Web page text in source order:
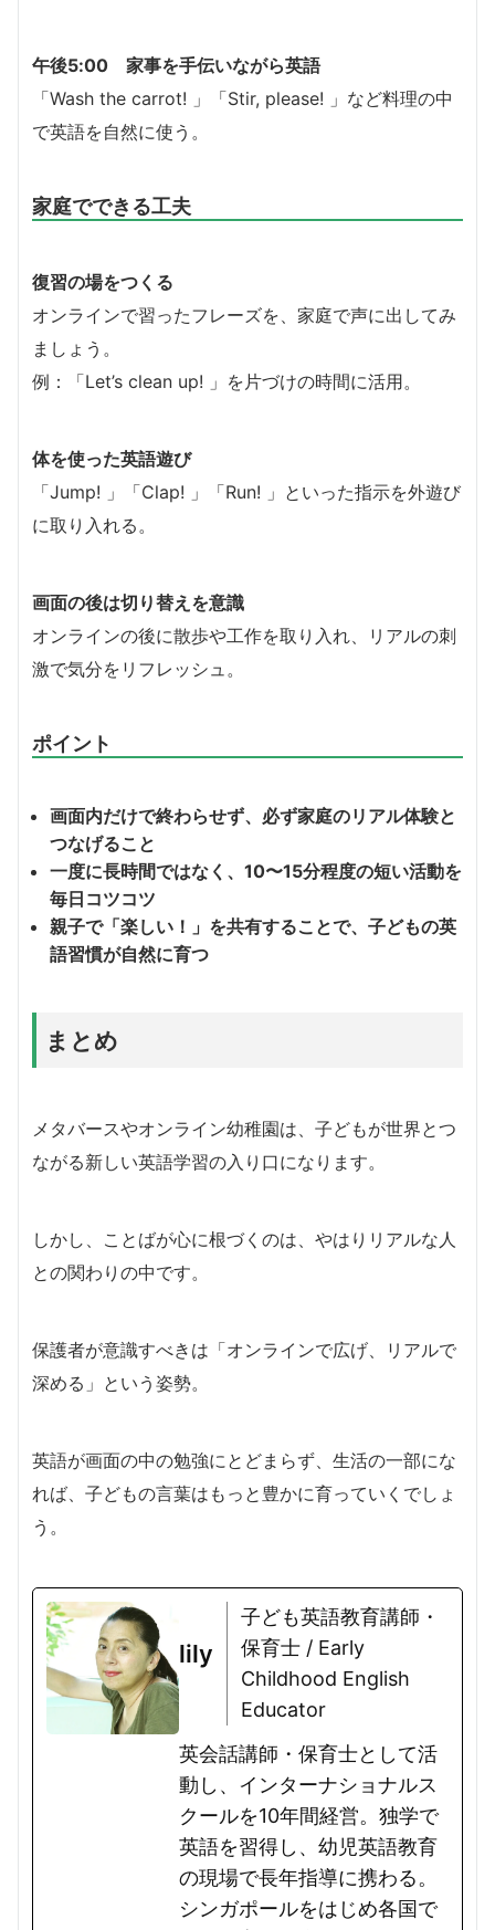
午後5:00 家事を手伝いながら英語
「Wash the carrot! 」「Stir, please! 」など料理の中
で英語を自然に使う。
家庭でできる工夫
復習の場をつくる
オンラインで習ったフレーズを、家庭で声に出してみ
ましょう。
例：「Let’s clean up! 」を片づけの時間に活用。
体を使った英語遊び
「Jump! 」「Clap! 」「Run! 」といった指示を外遊び
に取り入れる。
画面の後は切り替えを意識
オンラインの後に散歩や工作を取り入れ、リアルの刺
激で気分をリフレッシュ。
ポイント
画面内だけで終わらせず、必ず家庭のリアル体験と
つなげること
一度に長時間ではなく、10〜15分程度の短い活動を
毎日コツコツ
親子で「楽しい！」を共有することで、子どもの英
語習慣が自然に育つ
まとめ
メタバースやオンライン幼稚園は、子どもが世界とつ
ながる新しい英語学習の入り口になります。
しかし、ことばが心に根づくのは、やはりリアルな人
との関わりの中です。
保護者が意識すべきは「オンラインで広げ、リアルで
深める」という姿勢。
英語が画面の中の勉強にとどまらず、生活の一部にな
れば、子どもの言葉はもっと豊かに育っていくでしょ
う。
lily
子ども英語教育講師・
保育士 / Early
Childhood English
Educator
英会話講師・保育士として活
動し、インターナショナルス
クールを10年間経営。独学で
英語を習得し、幼児英語教育
の現場で長年指導に携わる。
シンガポールをはじめ各国で